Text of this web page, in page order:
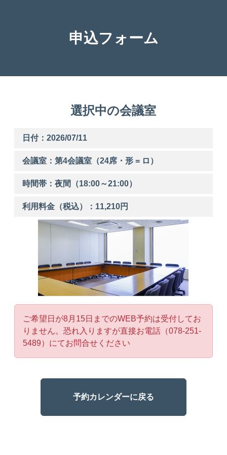
申込フォーム
選択中の会議室
日付：2026/07/11
会議室：第4会議室（24席・形 = ロ）
時間帯：夜間 （18:00～21:00）
利用料金（税込）： 11,210円
ご希望日が8月15日までのWEB予約は受付してお
りません。恐れ入りますが直接お電話（078-251-
5489）にてお問合せください
予約カレンダーに戻る